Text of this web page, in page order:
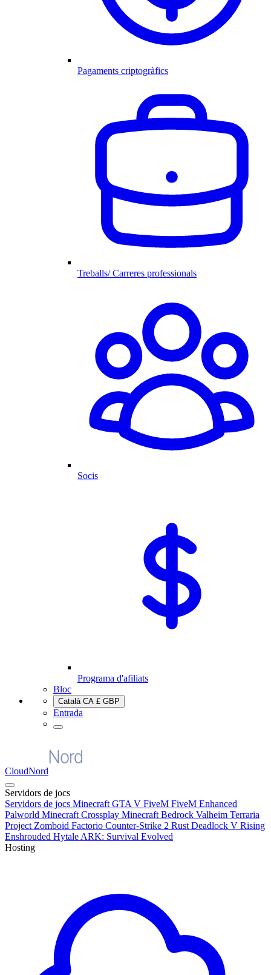
Pagaments criptogràfics
Treballs/ Carreres professionals
Socis
Programa d'afiliats
Bloc
Català CA £ GBP
Entrada
CloudNord
Servidors de jocs
Servidors de jocs Minecraft GTA V FiveM FiveM Enhanced
Palworld Minecraft Crossplay Minecraft Bedrock Valheim Terraria
Project Zomboid Factorio Counter-Strike 2 Rust Deadlock V Rising
Enshrouded Hytale ARK: Survival Evolved
Hosting